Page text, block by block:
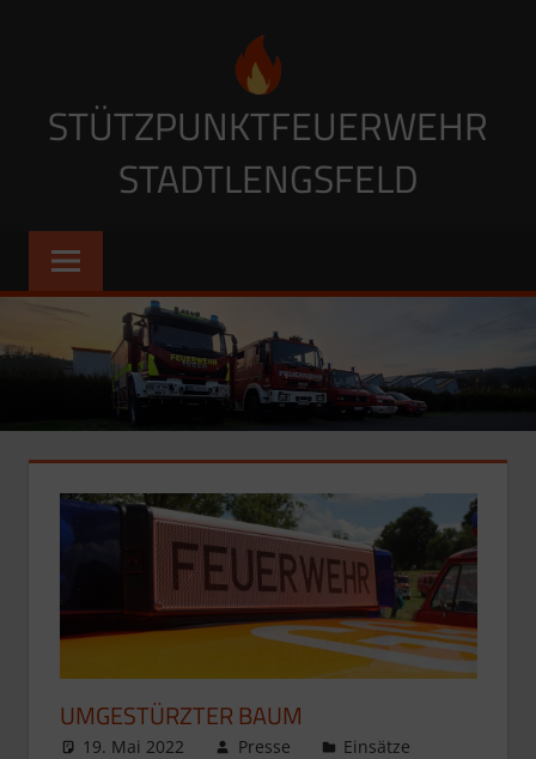
STÜTZPUNKTFEUERWEHR
STADTLENGSFELD
UMGESTÜRZTER BAUM
19. Mai 2022 Presse Einsätze